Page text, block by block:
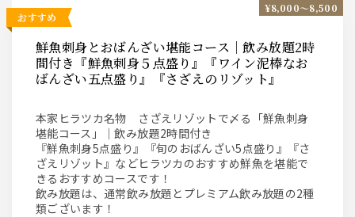
おすすめ
鮮魚刺身とおばんざい堪能コース｜飲み放題2時
間付き『鮮魚刺身５点盛り』『ワイン泥棒なお
ばんざい五点盛り』『さざえのリゾット』
本家ヒラツカ名物 さざえリゾットで〆る「鮮魚刺身
堪能コース」｜飲み放題2時間付き
『鮮魚刺身5点盛り』『旬のおばんざい5点盛り』『さ
ざえリゾット』などヒラツカのおすすめ鮮魚を堪能で
きるおすすめコースです！
飲み放題は、通常飲み放題とプレミアム飲み放題の2種
類ございます！
¥8,000〜8,500